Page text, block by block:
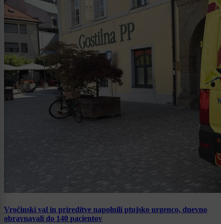
Vročinski val in prireditve napolnili ptujsko urgenco, dnevno
obravnavali do 140 pacientov